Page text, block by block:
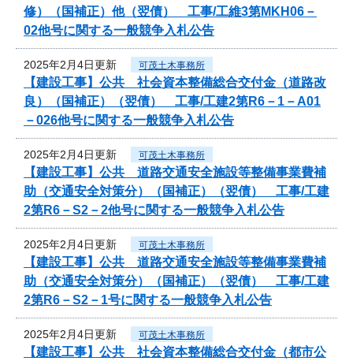
修）（国補正）他（翌債） 工事/工維3第MKH06－
02他号に関する一般競争入札公告
2025年2月4日更新 可茂土木事務所
【建設工事】公共 社会資本整備総合交付金（道路改
良）（国補正）（翌債） 工事/工建2第R6－1－A01
－026他号に関する一般競争入札公告
2025年2月4日更新 可茂土木事務所
【建設工事】公共 道路交通安全施設等整備事業費補
助（交通安全対策分）（国補正）（翌債） 工事/工建
2第R6－S2－2他号に関する一般競争入札公告
2025年2月4日更新 可茂土木事務所
【建設工事】公共 道路交通安全施設等整備事業費補
助（交通安全対策分）（国補正）（翌債） 工事/工建
2第R6－S2－1号に関する一般競争入札公告
2025年2月4日更新 可茂土木事務所
【建設工事】公共 社会資本整備総合交付金（都市公